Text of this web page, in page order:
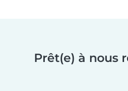
Prêt(e) à nous